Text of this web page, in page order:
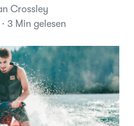
Crossley
3 Min gelesen